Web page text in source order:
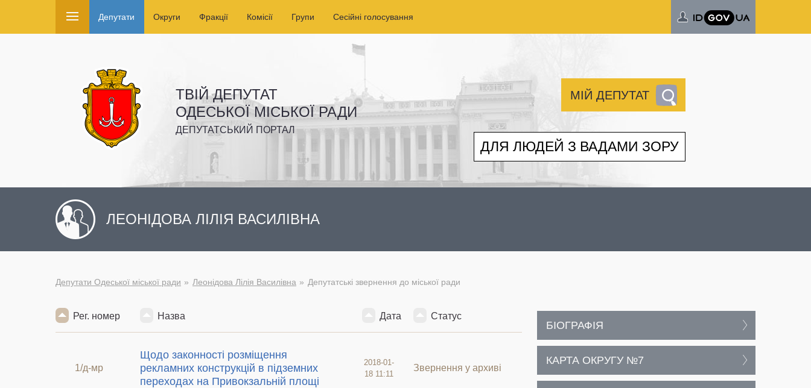
Депутати Округи Фракції Комісії Групи Сесійні голосування
ТВІЙ ДЕПУТАТ
ОДЕСЬКОЇ МІСЬКОЇ РАДИ
ДЕПУТАТСЬКИЙ ПОРТАЛ
МІЙ ДЕПУТАТ
ДЛЯ ЛЮДЕЙ З ВАДАМИ ЗОРУ
ЛЕОНІДОВА ЛІЛІЯ ВАСИЛІВНА
Депутати Одеської міської ради Леонідова Лілія Василівна Депутатські звернення до міської ради
Рег. номер Назва Дата Статус
1/д-мр
Щодо законності розміщення
рекламних конструкцій в підземних
переходах на Привокзальній площі
2018-01-
18 11:11
Звернення у архиві
БІОГРАФІЯ
КАРТА ОКРУГУ №7